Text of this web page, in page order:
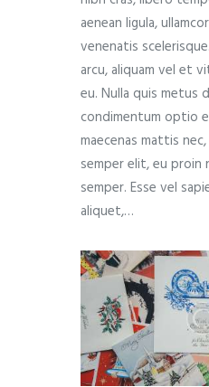
aenean ligula,
venenatis
arcu, aliquam vel et
eu. Nulla quis metus
condimentum optio
maecenas mattis
semper elit, eu proin
semper. Esse vel
aliquet,…